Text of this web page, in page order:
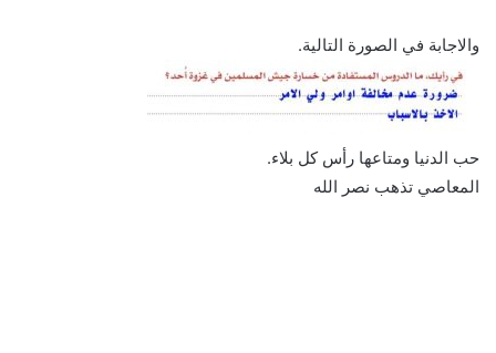
والاجابة في الصورة التالية.
حب الدنيا ومتاعها رأس كل بلاء.
المعاصي تذهب نصر الله